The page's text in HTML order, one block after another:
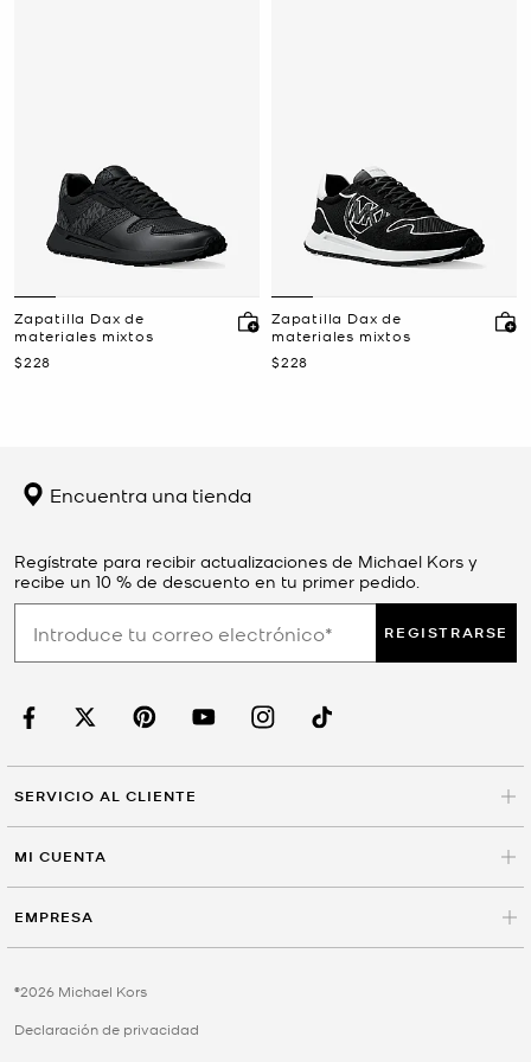
Zapatilla Dax de
materiales mixtos
Ahora
$228
Zapatilla Dax de
materiales mixtos
Ahora
$228
Encuentra una tienda
Regístrate para recibir actualizaciones de Michael Kors y
recibe un 10 % de descuento en tu primer pedido.
REGISTRARSE
SERVICIO AL CLIENTE
MI CUENTA
EMPRESA
©2026 Michael Kors
Declaración de privacidad